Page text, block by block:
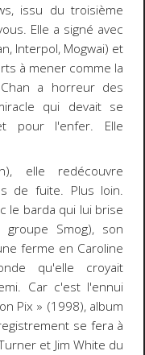
issu du troisième
Elle a signé avec
Interpol, Mogwai) et
à mener comme la
a horreur des
qui devait se
pour l'enfer. Elle
elle redécouvre
de fuite. Plus loin.
le barda qui lui brise
Smog), son
ferme en Caroline
qu'elle croyait
Car c'est l'ennui
Pix » (1998), album
se fera à
et Jim White du